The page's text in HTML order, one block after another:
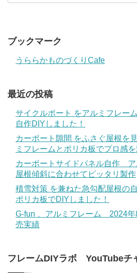
ブックマーク
うららかものづくりCafe
最近の投稿
サイクルポート をアルミフレー
自作DIYしました！
カーポート隙間 をふさぐ屋根を
ミフレームとポリカ板でプロ感を
カーポートサイドパネル自作 ア
屋根傾斜に合わせてピッタリ製作
積雪対策 を兼ねた急勾配屋根の
ポリカ板でDIYしました！
G-fun 、アルミフレーム 2024年
売実績
フレームDIYラボ YouTubeチ